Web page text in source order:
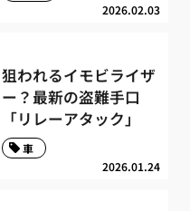
2026.02.03
狙われるイモビライザ
ー？最新の盗難手口
「リレーアタック」
2026.01.24
車